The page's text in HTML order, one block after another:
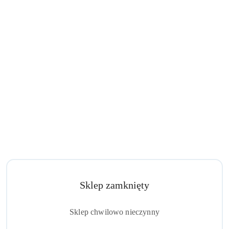
Sklep zamknięty
Sklep chwilowo nieczynny